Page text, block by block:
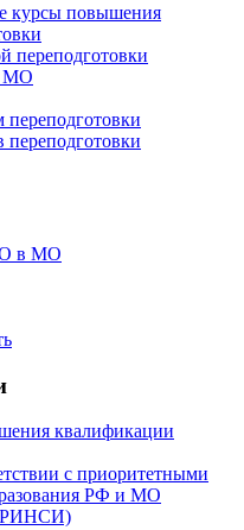
курсы повышения
переподготовки
МО
в МО
квалификации
с приоритетными
РФ и МО
РИНСИ)